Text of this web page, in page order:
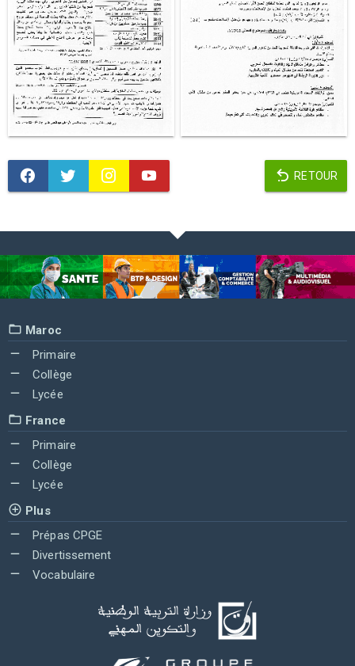
RETOUR
Maroc
Primaire
Collège
Lycée
France
Primaire
Collège
Lycée
Plus
Prépas CPGE
Divertissement
Vocabulaire